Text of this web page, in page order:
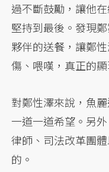
過不斷鼓勵，讓他
堅持到最後。發現
夥伴的送餐，讓鄭
傷、喂嘆，真正的顯
對鄭性澤來說，魚
一道一道希望。另
律師、司法改革團
的。